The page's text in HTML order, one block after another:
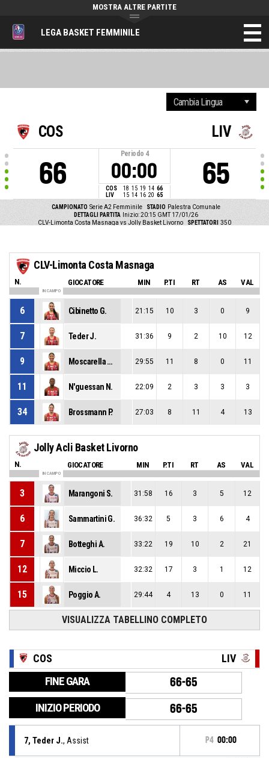
LEGA BASKET FEMMINILE
MOSTRA ALTRE PARTITE
COS
66
Periodo 4
00:00
COS 18 15 19 14 66
LIV
15 14 16 20 65
LIV
65
CAMPIONATO Serie A2 Femminile STADIO Palestra Comunale
DETTAGLI PARTITA
Inizio: 20:15 GMT 17/01/26
CLV-Limonta Costa Masnaga vs Jolly Basket Livorno
SPETTATORI 350
CLV-Limonta Costa Masnaga
N. GIOCATORE MIN P.TI RT AS VAL
IN CAMPO
6 Cibinetto G. 21:15 10 3 0 9
7 Teder J. 31:36 9 2 10 12
9 Moscarella Contreras M. 29:55 11 8 0 11
11 N'guessan N. 22:09 2 3 3 3
34 Brossmann P. 27:03 8 11 4 13
Jolly Acli Basket Livorno
N. GIOCATORE MIN P.TI RT AS VAL
IN CAMPO
3 Marangoni S. 31:58 16 3 5 12
6 Sammartini G. 36:32 5 3 6 4
7 Botteghi A. 33:22 19 10 2 21
12 Miccio L. 32:32 17 3 1 12
15 Poggio A. 29:44 4 13 0 11
VISUALIZZA TABELLINO COMPLETO
COS LIV
FINE GARA 66-65
INIZIO PERIODO 66-65
7, Teder J., Assist P4 00:00